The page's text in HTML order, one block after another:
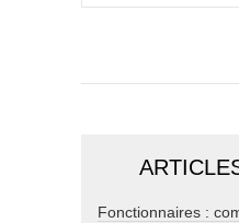
Fonctionnaires :